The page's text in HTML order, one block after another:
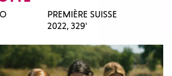
PREMIÈRE SUISSE
2022,329'